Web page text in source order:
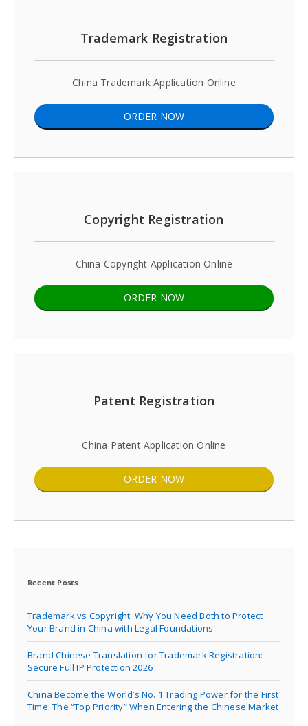
Trademark Registration
China Trademark Application Online
ORDER NOW
Copyright Registration
China Copyright Application Online
ORDER NOW
Patent Registration
China Patent Application Online
ORDER NOW
Recent Posts
Trademark vs Copyright: Why You Need Both to Protect
Your Brand in China with Legal Foundations
Brand Chinese Translation for Trademark Registration:
Secure Full IP Protection 2026
China Become the World’s No. 1 Trading Power for the First
Time: The “Top Priority” When Entering the Chinese Market